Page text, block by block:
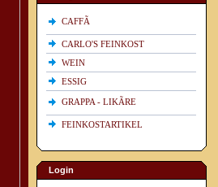
CAFFÃ
CARLO'S FEINKOST
WEIN
ESSIG
GRAPPA - LIKÃRE
FEINKOSTARTIKEL
Login